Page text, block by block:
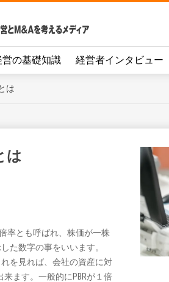
の基礎知識 経営者インタビュー
は
は
率とも呼ばれ、株価が一株
た数字の事をいいます。
を見れば、会社の資産に対
ます。一般的にPBRが１倍